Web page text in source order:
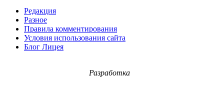
Редакция
Разное
Правила комментирования
Условия использования сайта
Блог Лицея
Разработка